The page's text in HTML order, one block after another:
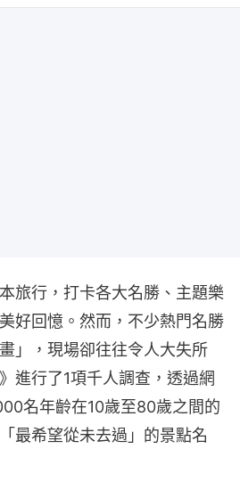
旅行，打卡各大名勝、主題樂
好回憶。然而，不少熱門名勝
」，現場卻往往令人大失所
進行了1項千人調查，透過網
名年齡在10歲至80歲之間的
最希望從未去過」的景點名